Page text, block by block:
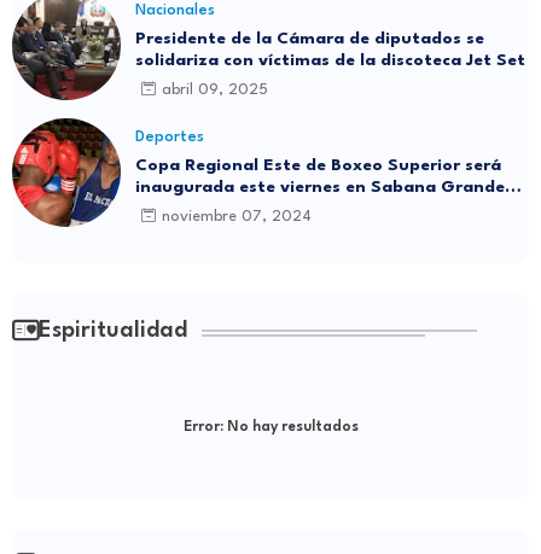
Nacionales
Presidente de la Cámara de diputados se
solidariza con víctimas de la discoteca Jet Set
abril 09, 2025
Deportes
Copa Regional Este de Boxeo Superior será
inaugurada este viernes en Sabana Grande
de Boyá
noviembre 07, 2024
Espiritualidad
Error:No hay resultados